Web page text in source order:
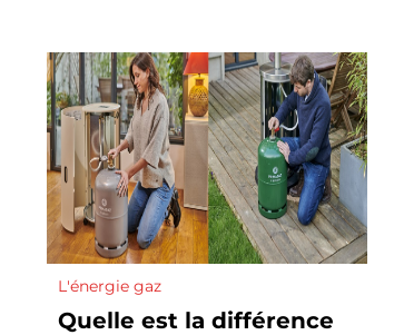
L'énergie gaz
Quelle est la différence